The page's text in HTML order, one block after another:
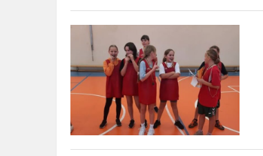
Mergaičių
kvadrato
varžybos